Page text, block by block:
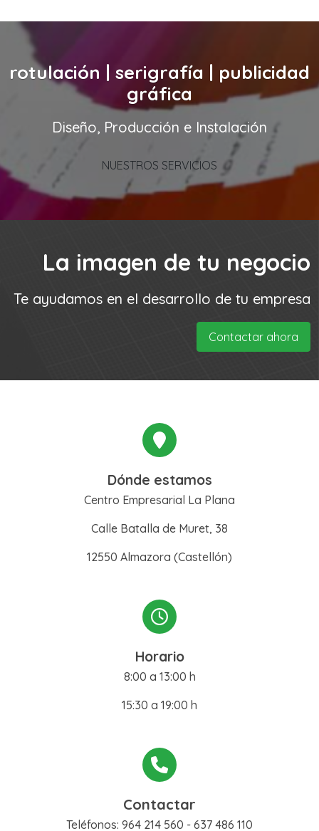
rotulación | serigrafía | publicidad
gráfica
Diseño, Producción e Instalación
NUESTROS SERVICIOS
La imagen de tu negocio
Te ayudamos en el desarrollo de tu empresa
Contactar ahora
Dónde estamos
Centro Empresarial La Plana
Calle Batalla de Muret, 38
12550 Almazora (Castellón)
Horario
8:00 a 13:00 h
15:30 a 19:00 h
Contactar
Teléfonos: 964 214 560 - 637 486 110